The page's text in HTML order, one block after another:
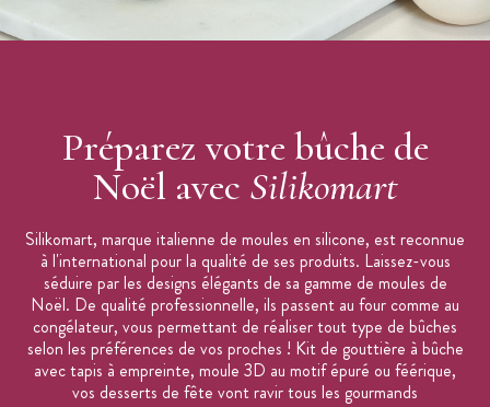
Moule Silicone Montagne Tre Cime vendu à l'unité
Préparez votre bûche de
Noël avec Silikomart
Silikomart, marque italienne de moules en silicone, est reconnue
à l'international pour la qualité de ses produits. Laissez-vous
séduire par les designs élégants de sa gamme de moules de
Noël. De qualité professionnelle, ils passent au four comme au
congélateur, vous permettant de réaliser tout type de bûches
selon les préférences de vos proches ! Kit de gouttière à bûche
avec tapis à empreinte, moule 3D au motif épuré ou féérique,
vos desserts de fête vont ravir tous les gourmands